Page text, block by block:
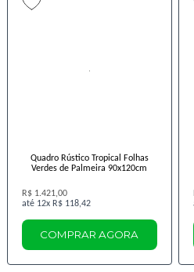
Quadro Rústico Tropical Folhas
Verdes de Palmeira 90x120cm
R$ 1.421,00
12x R$ 118,42
COMPRAR AGORA